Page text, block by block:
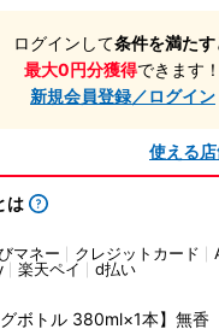
ログインして条件を満たす
最大0円分獲得できます！
新規会員登録／ログイン
使える
は
マネー クレジットカード
楽天ペイ d払い
ボトル 380ml×1本】無香